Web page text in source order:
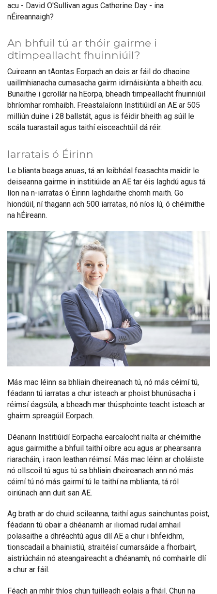
acu - David O'Sullivan agus Catherine Day - ina
nÉireannaigh?
An bhfuil tú ar thóir gairme i
dtimpeallacht fhuinniúil?
Cuireann an tAontas Eorpach an deis ar fáil do dhaoine
uaillmhianacha cumasacha gairm idirnáisiúnta a bheith acu.
Bunaithe i gcroílár na hEorpa, bheadh timpeallacht fhuinniúil
bhríomhar romhaibh. Freastalaíonn Institiúidí an AE ar 505
milliún duine i 28 ballstát, agus is féidir bheith ag súil le
scála tuarastail agus taithí eisceachtúil dá réir.
Iarratais ó Éirinn
Le blianta beaga anuas, tá an leibhéal feasachta maidir le
deiseanna gairme in institiúide an AE tar éis laghdú agus tá
líon na n-iarratas ó Éirinn laghdaithe chomh maith. Go
hiondúil, ní thagann ach 500 iarratas, nó níos lú, ó chéimithe
na hÉireann.
Más mac léinn sa bhliain dheireanach tú, nó más céimí tú,
féadann tú iarratas a chur isteach ar phoist bhunúsacha i
réimsí éagsúla, a bheadh mar thúsphointe teacht isteach ar
ghairm spreagúil Eorpach.
Déanann Institiúidí Eorpacha earcaíocht rialta ar chéimithe
agus gairmithe a bhfuil taithí oibre acu agus ar phearsanra
riaracháin, i raon leathan réimsí. Más mac léinn ar choláiste
nó ollscoil tú agus tú sa bhliain dheireanach ann nó más
céimí tú nó más gairmí tú le taithí na mblianta, tá ról
oiriúnach ann duit san AE.
Ag brath ar do chuid scileanna, taithí agus sainchuntas poist,
féadann tú obair a dhéanamh ar iliomad rudaí amhail
polasaithe a dhréachtú agus dlí AE a chur i bhfeidhm,
tionscadail a bhainistiú, straitéisí cumarsáide a fhorbairt,
aistriúcháin nó ateangaireacht a dhéanamh, nó comhairle dlí
a chur ar fáil.
Féach an mhír thíos chun tuilleadh eolais a fháil. Chun na